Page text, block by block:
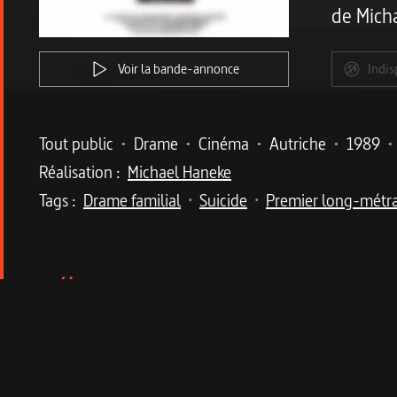
Voir la bande-annonce
de
Metadata du programme
Tout public • Drame • Cinéma • Autriche • 1989 •
Réalisation : Michael Haneke
Tags : Drame familial • Suicide • Premier long-